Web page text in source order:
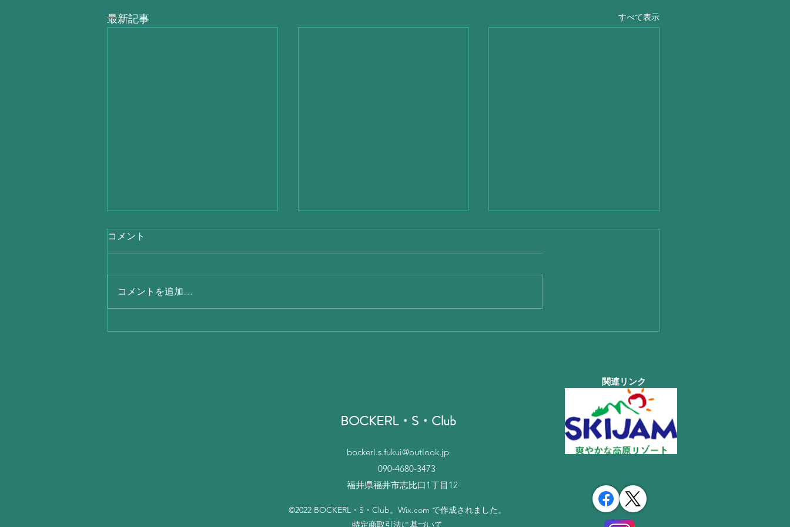
最新記事 すべて表示
コメント
コメントを追加…
BOCKERL・S・Club
bockerl.s.fukui@outlook.jp
090-4680-3473
​福井県福井市志比口1丁目12
©2022 BOCKERL・S・Club。Wix.com で作成されました。
関連リンク